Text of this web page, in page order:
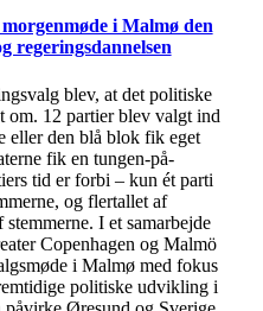
i Malmø den
regeringsdannelsen
blev, at det politiske
om. 12 partier blev valgt ind
eller den blå blok fik eget
fik en tungen-på-
tid er forbi – kun ét parti
og flertallet af
I et samarbejde
Copenhagen og Malmö
i Malmø med fokus
politiske udvikling i